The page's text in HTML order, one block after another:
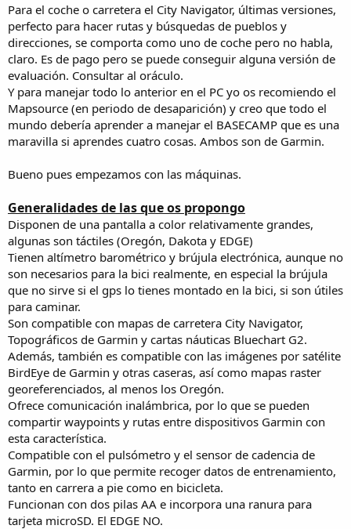
Para el coche o carretera el City Navigator, últimas versiones,
perfecto para hacer rutas y búsquedas de pueblos y
direcciones, se comporta como uno de coche pero no habla,
claro. Es de pago pero se puede conseguir alguna versión de
evaluación. Consultar al oráculo.
Y para manejar todo lo anterior en el PC yo os recomiendo el
Mapsource (en periodo de desaparición) y creo que todo el
mundo debería aprender a manejar el BASECAMP que es una
maravilla si aprendes cuatro cosas. Ambos son de Garmin.
Bueno pues empezamos con las máquinas.
Generalidades de las que os propongo
Disponen de una pantalla a color relativamente grandes,
algunas son táctiles (Oregón, Dakota y EDGE)
Tienen altímetro barométrico y brújula electrónica, aunque no
son necesarios para la bici realmente, en especial la brújula
que no sirve si el gps lo tienes montado en la bici, si son útiles
para caminar.
Son compatible con mapas de carretera City Navigator,
Topográficos de Garmin y cartas náuticas Bluechart G2.
Además, también es compatible con las imágenes por satélite
BirdEye de Garmin y otras caseras, así como mapas raster
georeferenciados, al menos los Oregón.
Ofrece comunicación inalámbrica, por lo que se pueden
compartir waypoints y rutas entre dispositivos Garmin con
esta característica.
Compatible con el pulsómetro y el sensor de cadencia de
Garmin, por lo que permite recoger datos de entrenamiento,
tanto en carrera a pie como en bicicleta.
Funcionan con dos pilas AA e incorpora una ranura para
tarjeta microSD. El EDGE NO.